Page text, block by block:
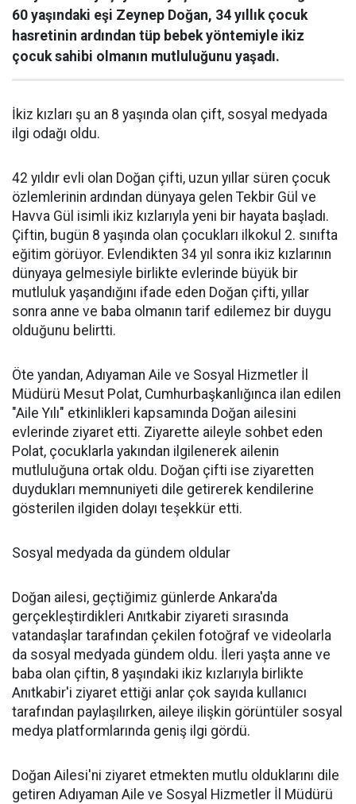
60 yaşındaki eşi Zeynep Doğan, 34 yıllık çocuk
hasretinin ardından tüp bebek yöntemiyle ikiz
çocuk sahibi olmanın mutluluğunu yaşadı.
İkiz kızları şu an 8 yaşında olan çift, sosyal medyada
ilgi odağı oldu.
42 yıldır evli olan Doğan çifti, uzun yıllar süren çocuk
özlemlerinin ardından dünyaya gelen Tekbir Gül ve
Havva Gül isimli ikiz kızlarıyla yeni bir hayata başladı.
Çiftin, bugün 8 yaşında olan çocukları ilkokul 2. sınıfta
eğitim görüyor. Evlendikten 34 yıl sonra ikiz kızlarının
dünyaya gelmesiyle birlikte evlerinde büyük bir
mutluluk yaşandığını ifade eden Doğan çifti, yıllar
sonra anne ve baba olmanın tarif edilemez bir duygu
olduğunu belirtti.
Öte yandan, Adıyaman Aile ve Sosyal Hizmetler İl
Müdürü Mesut Polat, Cumhurbaşkanlığınca ilan edilen
"Aile Yılı" etkinlikleri kapsamında Doğan ailesini
evlerinde ziyaret etti. Ziyarette aileyle sohbet eden
Polat, çocuklarla yakından ilgilenerek ailenin
mutluluğuna ortak oldu. Doğan çifti ise ziyaretten
duydukları memnuniyeti dile getirerek kendilerine
gösterilen ilgiden dolayı teşekkür etti.
Sosyal medyada da gündem oldular
Doğan ailesi, geçtiğimiz günlerde Ankara'da
gerçekleştirdikleri Anıtkabir ziyareti sırasında
vatandaşlar tarafından çekilen fotoğraf ve videolarla
da sosyal medyada gündem oldu. İleri yaşta anne ve
baba olan çiftin, 8 yaşındaki ikiz kızlarıyla birlikte
Anıtkabir'i ziyaret ettiği anlar çok sayıda kullanıcı
tarafından paylaşılırken, aileye ilişkin görüntüler sosyal
medya platformlarında geniş ilgi gördü.
Doğan Ailesi'ni ziyaret etmekten mutlu olduklarını dile
getiren Adıyaman Aile ve Sosyal Hizmetler İl Müdürü